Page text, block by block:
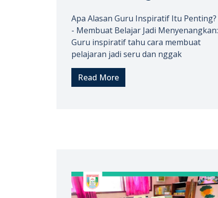
Apa Alasan Guru Inspiratif Itu Penting?
- Membuat Belajar Jadi Menyenangkan:
Guru inspiratif tahu cara membuat
pelajaran jadi seru dan nggak
Read More